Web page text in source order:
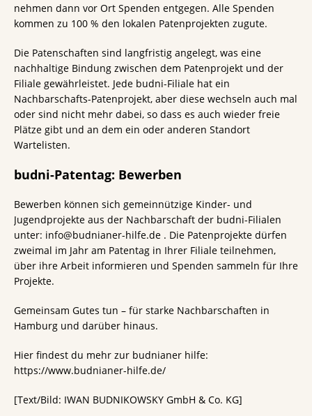
nehmen dann vor Ort Spenden entgegen. Alle Spenden
kommen zu 100 % den lokalen Patenprojekten zugute.
Die Patenschaften sind langfristig angelegt, was eine
nachhaltige Bindung zwischen dem Patenprojekt und der
Filiale gewährleistet. Jede budni-Filiale hat ein
Nachbarschafts-Patenprojekt, aber diese wechseln auch mal
oder sind nicht mehr dabei, so dass es auch wieder freie
Plätze gibt und an dem ein oder anderen Standort
Wartelisten.
budni-Patentag: Bewerben
Bewerben können sich gemeinnützige Kinder- und
Jugendprojekte aus der Nachbarschaft der budni-Filialen
unter: info@budnianer-hilfe.de . Die Patenprojekte dürfen
zweimal im Jahr am Patentag in Ihrer Filiale teilnehmen,
über ihre Arbeit informieren und Spenden sammeln für Ihre
Projekte.
Gemeinsam Gutes tun – für starke Nachbarschaften in
Hamburg und darüber hinaus.
Hier findest du mehr zur budnianer hilfe:
https://www.budnianer-hilfe.de/
[Text/Bild: IWAN BUDNIKOWSKY GmbH & Co. KG]